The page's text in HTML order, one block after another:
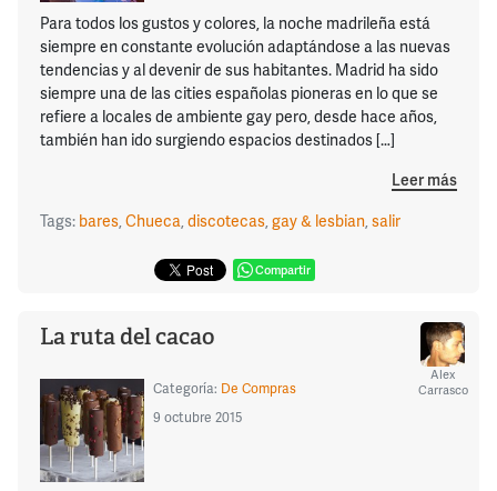
Para todos los gustos y colores, la noche madrileña está
siempre en constante evolución adaptándose a las nuevas
tendencias y al devenir de sus habitantes. Madrid ha sido
siempre una de las cities españolas pioneras en lo que se
refiere a locales de ambiente gay pero, desde hace años,
también han ido surgiendo espacios destinados […]
Leer más
Tags: bares,Chueca,discotecas,gay & lesbian,salir
Compartir
La ruta del cacao
Alex
Carrasco
Categoría: De Compras
9 octubre 2015